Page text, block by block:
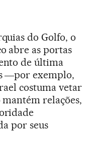
do Golfo, o
abre as portas
de última
―por exemplo,
costuma vetar
mantém relações,
por seus